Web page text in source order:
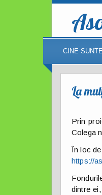
CINE
La
Prin
Colega
În loc
https://
dintre